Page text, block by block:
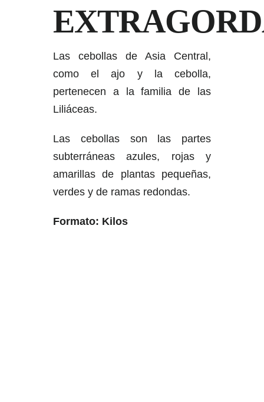
Las cebollas de Asia Central,
como el ajo y la cebolla,
pertenecen a la familia de las
Liliáceas.
Las cebollas son las partes
subterráneas azules, rojas y
amarillas de plantas pequeñas,
verdes y de ramas redondas.
Formato: Kilos